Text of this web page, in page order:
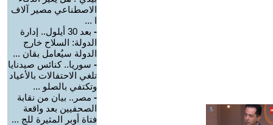
الاصطناعي مصير آلاف
ا ...
-
بعد 30 أيلول.. إدارة
الدولة: السلاح خارج
الدولة سيُعامل بقان ...
- سوريا.. كنائس صيدنايا
تلغي الاحتفالات بالأعياد
وتكتفي بالصلو ...
- مصر.. بيان من نقابة
الصحفيين بعد واقعة
فتاة أوبر المثيرة للج ...